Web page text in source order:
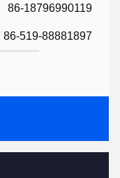
86-18796990119
86-519-88881897